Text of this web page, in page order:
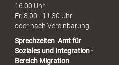
16:00 Uhr
Fr. 8:00 - 11:30 Uhr
oder nach Vereinbarung
Sprechzeiten Amt für
Soziales und Integration -
Bereich Migration